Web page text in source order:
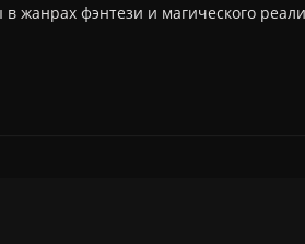
жанрах фэнтези и магического